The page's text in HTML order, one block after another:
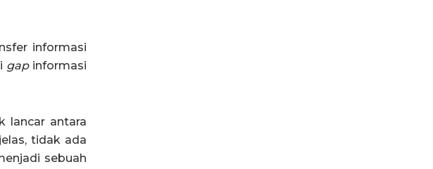
informasi
gapinformasi
lancar antara
tidak ada
sebuah